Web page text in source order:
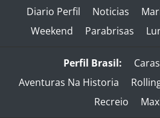
Diario Perfil Noticias
Weekend
Parabrisas
Perfil Brasil: Caras
Aventuras Na Historia
Recreio